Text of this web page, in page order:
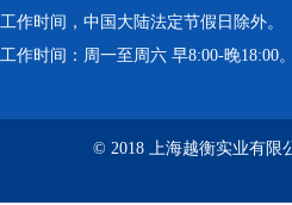
工作时间，中国大陆法定节假日除外。
工作时间：周一至周六 早8:00-晚18:00
© 2018 上海越衡实业有限